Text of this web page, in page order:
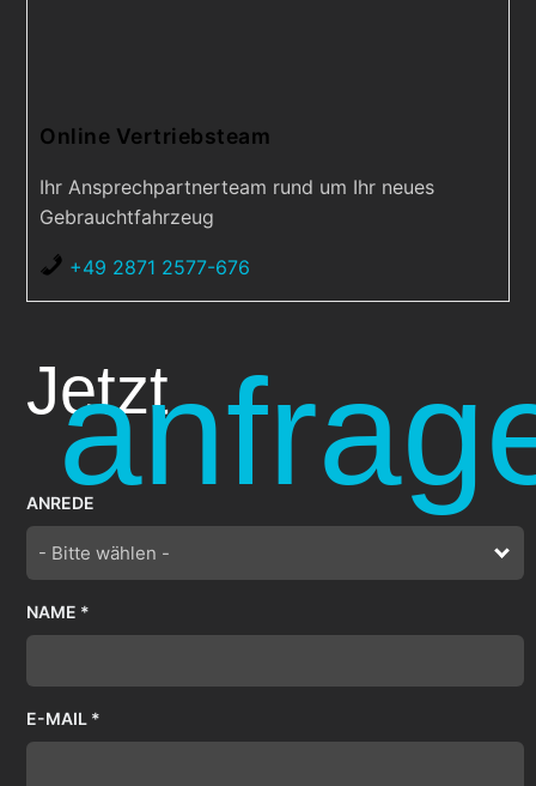
Online Vertriebsteam
Ihr Ansprechpartnerteam rund um Ihr neues
Gebrauchtfahrzeug
+49 2871 2577-676
Jetzt
ANREDE
- Bitte wählen -
NAME *
E-MAIL *